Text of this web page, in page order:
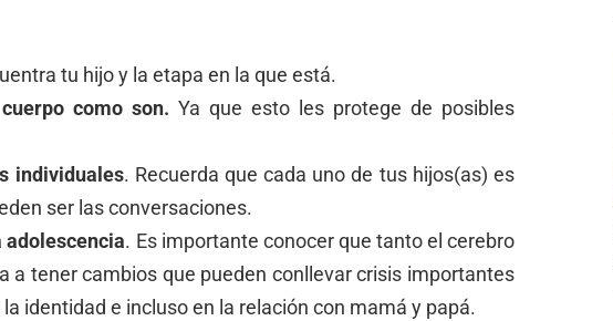
tu hijo y la etapa en la que está.
como son. Ya que esto les protege de posibles
individuales. Recuerda que cada uno de tus hijos(as) es
ser las conversaciones.
adolescencia. Es importante conocer que tanto el cerebro
a tener cambios que pueden conllevar crisis importantes
identidad e incluso en la relación con mamá y papá.